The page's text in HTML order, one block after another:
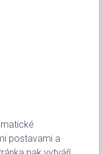
postavami a